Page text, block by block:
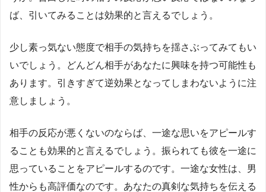
ば、引いてみることは効果的と言えるでしょう。
少し素っ気ない態度で相手の気持ちを揺さぶってみてもい
いでしょう。どんどん相手があなたに興味を持つ可能性も
あります。引きすぎて逆効果となってしまわないように注
意しましょう。
相手の反応が悪くないのならば、一途な思いをアピールす
ることも効果的と言えるでしょう。振られても彼を一途に
思っていることをアピールするのです。一途な女性は、男
性からも高評価なのです。あなたの真剣な気持ちを伝える